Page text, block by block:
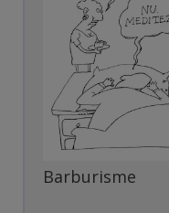
Barburisme